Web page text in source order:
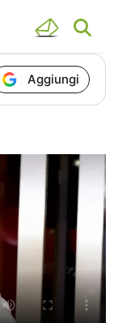
Aggiungi